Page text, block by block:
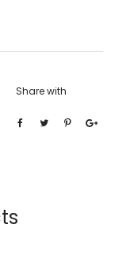
Share with